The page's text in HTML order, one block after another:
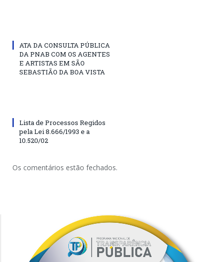
ATA DA CONSULTA PÚBLICA
DA PNAB COM OS AGENTES
E ARTISTAS EM SÃO
SEBASTIÃO DA BOA VISTA
Lista de Processos Regidos
pela Lei 8.666/1993 e a
10.520/02
Os comentários estão fechados.